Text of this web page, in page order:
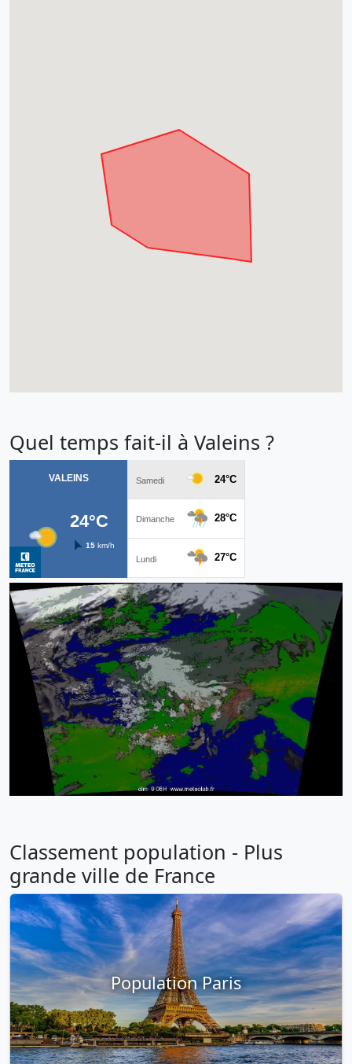
Quel temps fait-il à Valeins ?
Classement population - Plus
grande ville de France
Population Paris